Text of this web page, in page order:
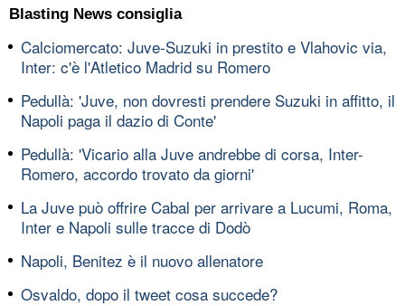
Blasting News consiglia
Calciomercato: Juve-Suzuki in prestito e Vlahovic via,
Inter: c'è l'Atletico Madrid su Romero
Pedullà: 'Juve, non dovresti prendere Suzuki in affitto, il
Napoli paga il dazio di Conte'
Pedullà: 'Vicario alla Juve andrebbe di corsa, Inter-
Romero, accordo trovato da giorni'
La Juve può offrire Cabal per arrivare a Lucumi, Roma,
Inter e Napoli sulle tracce di Dodò
Napoli, Benitez è il nuovo allenatore
Osvaldo, dopo il tweet cosa succede?